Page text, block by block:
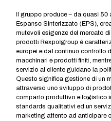
Il gruppo produce – da quasi
Espanso Sinterizzato (EPS),
mutevoli esigenze del mercato
prodotti Rexpolgroup è
europei e dal continuo controllo
macchinari e prodotti finiti,
servizio al cliente guidano la
Questo significa gestione di un
attraverso uno sviluppo di
comparto produttivo e logistico
standards qualitativi ed un
marketing attento ad anticipare